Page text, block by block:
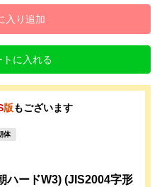
入り追加
トに入れる
版もございます
体
ハードW3) (JIS2004字形